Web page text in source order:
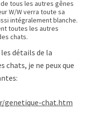
tous les autres gênes
W/W verra toute sa
intégralement blanche.
toutes les autres
chats.
détails de la
chats, je ne peux que
genetique-chat.htm